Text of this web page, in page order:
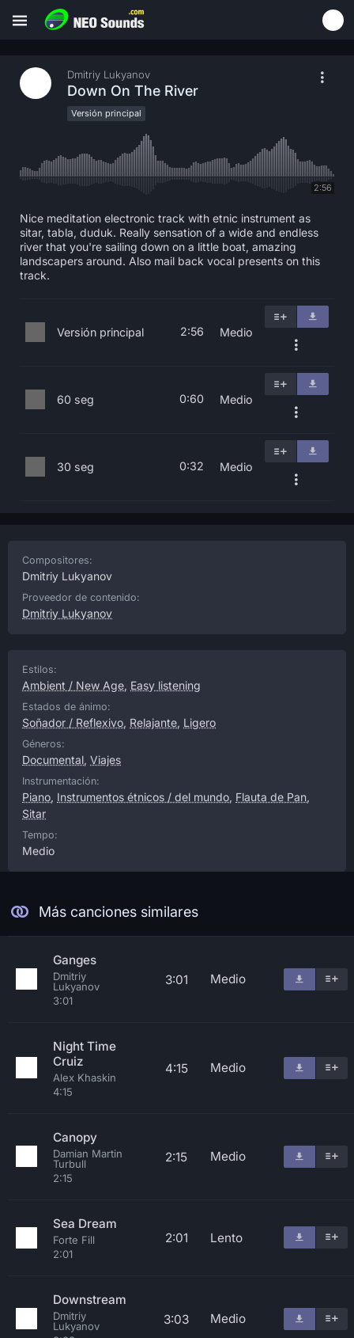
Dmitriy Lukyanov
Down On The River
Versión principal
2:56
Nice meditation electronic track with etnic instrument as
sitar, tabla, duduk. Really sensation of a wide and endless
river that you're sailing down on a little boat, amazing
landscapers around. Also mail back vocal presents on this
track.
Versión principal 2:56 Medio
60 seg 0:60 Medio
30 seg 0:32 Medio
Compositores:
Dmitriy Lukyanov
Proveedor de contenido:
Dmitriy Lukyanov
Estilos:
Ambient / New Age, Easy listening
Estados de ánimo:
Soñador / Reflexivo, Relajante, Ligero
Géneros:
Documental, Viajes
Instrumentación:
Piano, Instrumentos étnicos / del mundo, Flauta de Pan,
Sitar
Tempo:
Medio
Más canciones similares
Ganges
Dmitriy
Lukyanov
3:01
3:01 Medio
Night Time
Cruiz
Alex Khaskin
4:15
4:15 Medio
Canopy
Damian Martin
Turbull
2:15
2:15 Medio
Sea Dream
Forte Fill
2:01
2:01 Lento
Downstream
Dmitriy
Lukyanov
3:03 Medio